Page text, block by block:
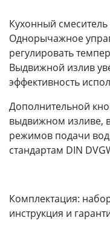
Кухонный
Однорычажное
регулировать
Выдвижной излив
эффективность
Дополнительной
выдвижном изливе,
режимов подачи
стандартам DIN
Комплектация:
инструкция и